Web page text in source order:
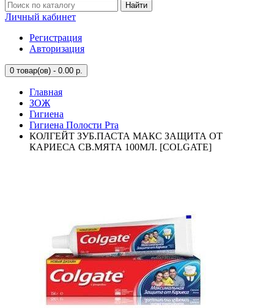
Найти
Личный кабинет
Регистрация
Авторизация
0 товар(ов) - 0.00 р.
Главная
ЗОЖ
Гигиена
Гигиена Полости Рта
КОЛГЕЙТ ЗУБ.ПАСТА МАКС ЗАЩИТА ОТ
КАРИЕСА СВ.МЯТА 100МЛ. [COLGATE]